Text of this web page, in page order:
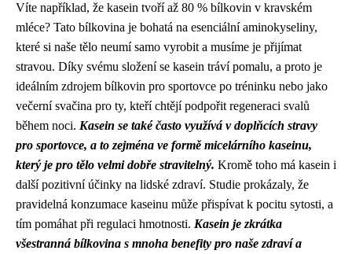
Víte například, že kasein tvoří až 80 % bílkovin v kravském
mléce? Tato bílkovina je bohatá na esenciální aminokyseliny,
které si naše tělo neumí samo vyrobit a musíme je přijímat
stravou. Díky svému složení se kasein tráví pomalu, a proto je
ideálním zdrojem bílkovin pro sportovce po tréninku nebo jako
večerní svačina pro ty, kteří chtějí podpořit regeneraci svalů
během noci. Kasein se také často využívá v doplňcích stravy
pro sportovce, a to zejména ve formě micelárního kaseinu,
který je pro tělo velmi dobře stravitelný. Kromě toho má kasein i
další pozitivní účinky na lidské zdraví. Studie prokázaly, že
pravidelná konzumace kaseinu může přispívat k pocitu sytosti, a
tím pomáhat při regulaci hmotnosti. Kasein je zkrátka
všestranná bílkovina s mnoha benefity pro naše zdraví a